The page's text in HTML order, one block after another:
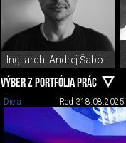
Ing. arch. Andrej Šabo
VÝBER Z PORTFÓLIA PRÁC
Diela Red 318.08.2025